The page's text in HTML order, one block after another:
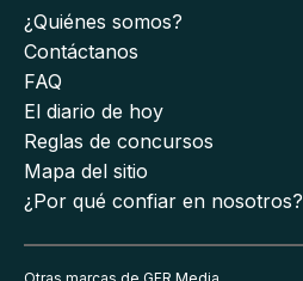
¿Quiénes somos?
Contáctanos
FAQ
El diario de hoy
Reglas de concursos
Mapa del sitio
¿Por qué confiar en nosotros?